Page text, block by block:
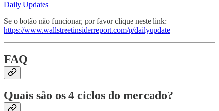
Daily Updates
Se o botão não funcionar, por favor clique neste link:
https://www.wallstreetinsiderreport.com/p/dailyupdate
FAQ
Quais são os 4 ciclos do mercado?